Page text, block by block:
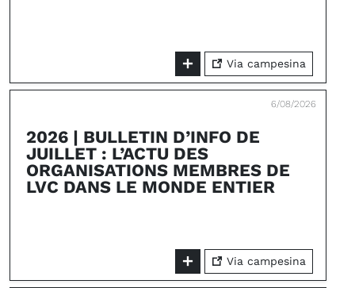
Via campesina
6/08/2026
2026 | BULLETIN D’INFO DE
JUILLET : L’ACTU DES
ORGANISATIONS MEMBRES DE
LVC DANS LE MONDE ENTIER
Via campesina